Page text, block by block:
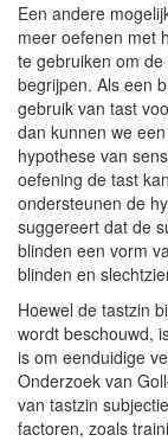
Een andere
meer oefenen met
te gebruiken om
begrijpen. Als een
gebruik van tast
dan kunnen we
hypothese van
oefening de tast
ondersteunen de
suggereert dat de
blinden een vorm
blinden en
Hoewel de tastzin
wordt beschouwd,
is om eenduidige
Onderzoek van
van tastzin
factoren, zoals